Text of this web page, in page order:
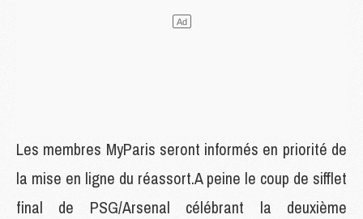
Les membres MyParis seront informés en priorité de
la mise en ligne du réassort.A peine le coup de sifflet
final de PSG/Arsenal célébrant la deuxième